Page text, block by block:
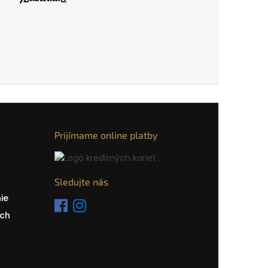
Prijímame online platby
Sledujte nás